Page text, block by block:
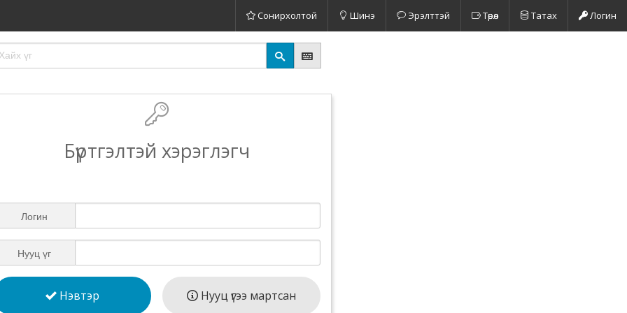
Сонирхолтой Шинэ Эрэлттэй Төрөл Татах Логин
Бүртгэлтэй хэрэглэгч
Логин
Нууц үг
Нэвтэр Нууц үгээ мартсан